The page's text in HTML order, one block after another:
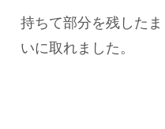
持ちて部分を残した
いに取れました。